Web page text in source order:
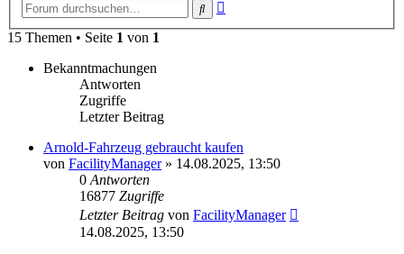
Suche
15 Themen • Seite 1 von 1
Bekanntmachungen
Antworten
Zugriffe
Letzter Beitrag
Arnold-Fahrzeug gebraucht kaufen
von FacilityManager» 14.08.2025, 13:50
0Antworten
16877 Zugriffe
Letzter Beitrag von FacilityManager
14.08.2025, 13:50